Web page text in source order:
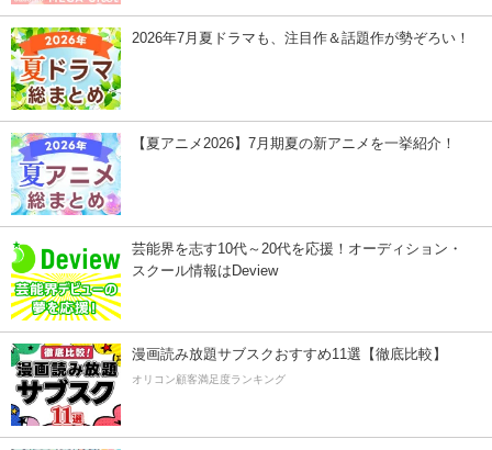
2026年7月夏ドラマも、注目作＆話題作が勢ぞろい！
【夏アニメ2026】7月期夏の新アニメを一挙紹介！
芸能界を志す10代～20代を応援！オーディション・
スクール情報はDeview
漫画読み放題サブスクおすすめ11選【徹底比較】
オリコン顧客満足度ランキング